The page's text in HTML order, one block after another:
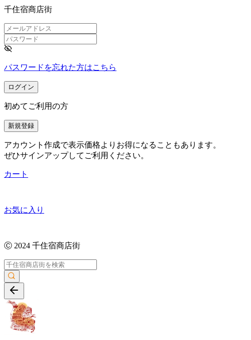
千住宿商店街
パスワードを忘れた方はこちら
ログイン
初めてご利用の方
新規登録
アカウント作成で表示価格よりお得になることもあります。
ぜひサインアップしてご利用ください。
カート
お気に入り
Ⓒ 2024 千住宿商店街